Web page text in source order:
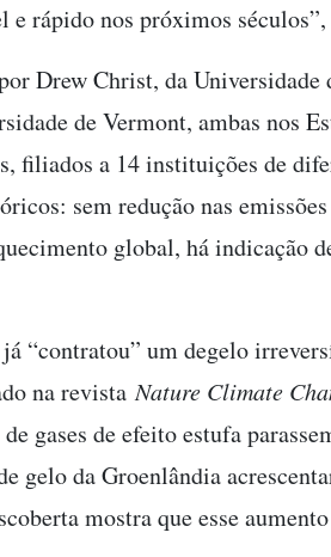
rápido nos próximos
Drew Christ, da Universidade
de Vermont, ambas nos
filiados a 14 instituições de
sem redução nas
global, há indicação
“contratou” um degelo
na revistaNature Climate
gases de efeito estufa
gelo da Groenlândia
mostra que esse